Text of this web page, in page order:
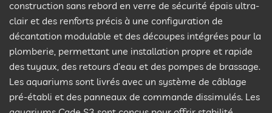
construction sans rebord en verre de sécurité épais ultra-
clair et des renforts précis à une configuration de
décantation modulable et des découpes intégrées pour la
plomberie, permettant une installation propre et rapide
des tuyaux, des retours d’eau et des pompes de brassage.
Les aquariums sont livrés avec un système de câblage
pré-établi et des panneaux de commande dissimulés. Les